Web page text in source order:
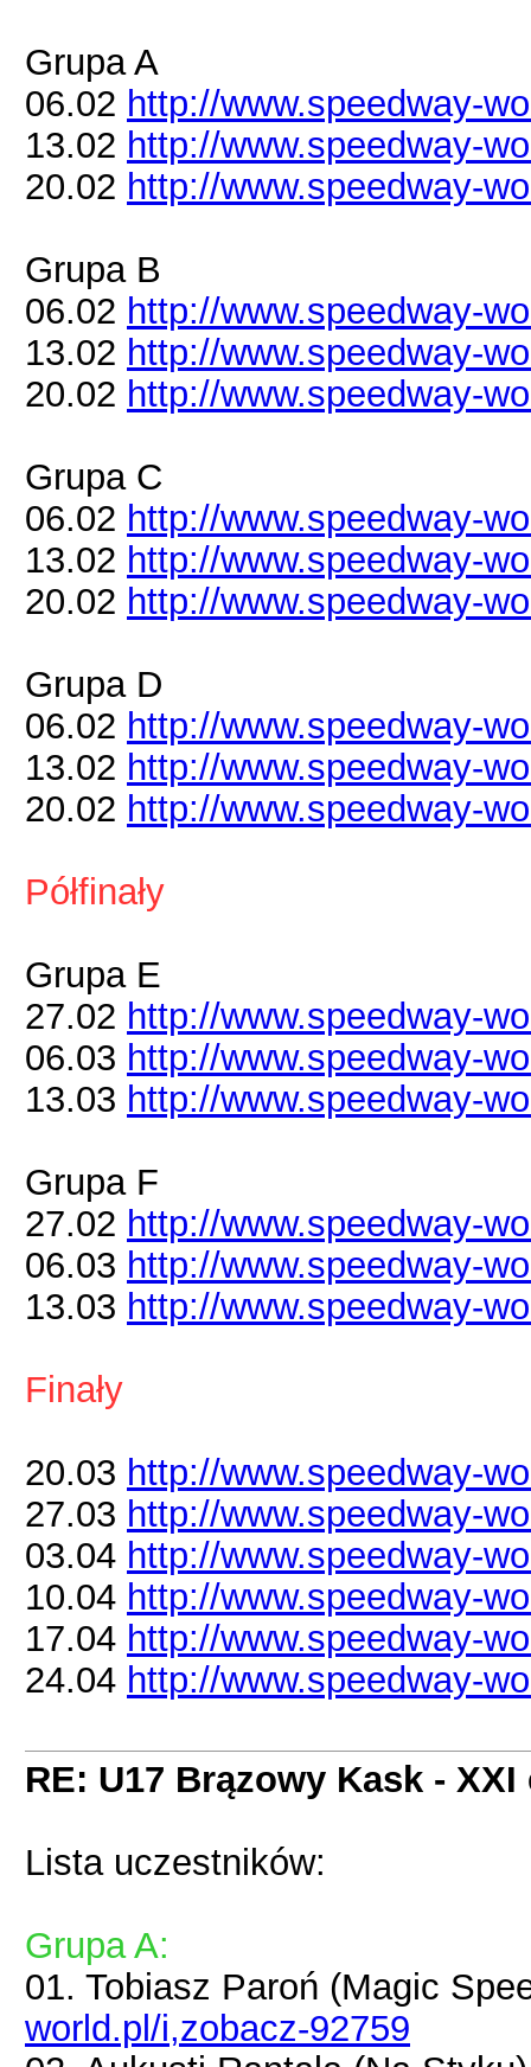
Grupa A
06.02 http://www.speedway-
13.02 http://www.speedway-
20.02 http://www.speedway-
Grupa B
06.02 http://www.speedway-
13.02 http://www.speedway-
20.02 http://www.speedway-
Grupa C
06.02 http://www.speedway-
13.02 http://www.speedway-
20.02 http://www.speedway-
Grupa D
06.02 http://www.speedway-
13.02 http://www.speedway-
20.02 http://www.speedway-
Półfinały
Grupa E
27.02 http://www.speedway-
06.03 http://www.speedway-
13.03 http://www.speedway-
Grupa F
27.02 http://www.speedway-
06.03 http://www.speedway-
13.03 http://www.speedway-
Finały
20.03 http://www.speedway-
27.03 http://www.speedway-
03.04 http://www.speedway-
10.04 http://www.speedway-
17.04 http://www.speedway-
24.04 http://www.speedway-
RE: U17 Brązowy Kask - XXI
Lista uczestników:
Grupa A:
01. Tobiasz Paroń (Magic
world.pl/i,zobacz-92759